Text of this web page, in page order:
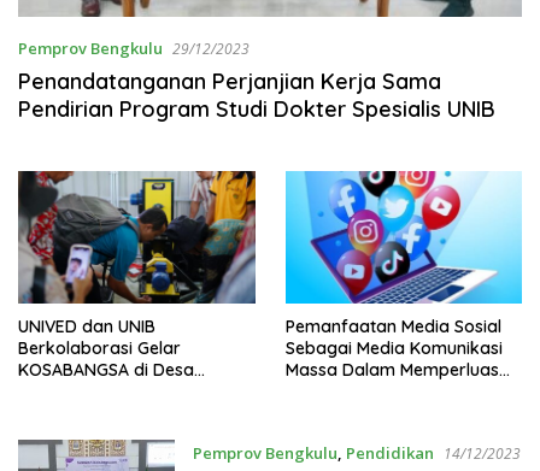
Pemprov Bengkulu 29/12/2023
Penandatanganan Perjanjian Kerja Sama
Pendirian Program Studi Dokter Spesialis UNIB
UNIVED dan UNIB
Berkolaborasi Gelar
KOSABANGSA di Desa
Pemanfaatan Media Sosial
Sebagai Media Komunikasi
Massa Dalam Memperluas
Pemprov Bengkulu, Pendidikan 14/12/2023